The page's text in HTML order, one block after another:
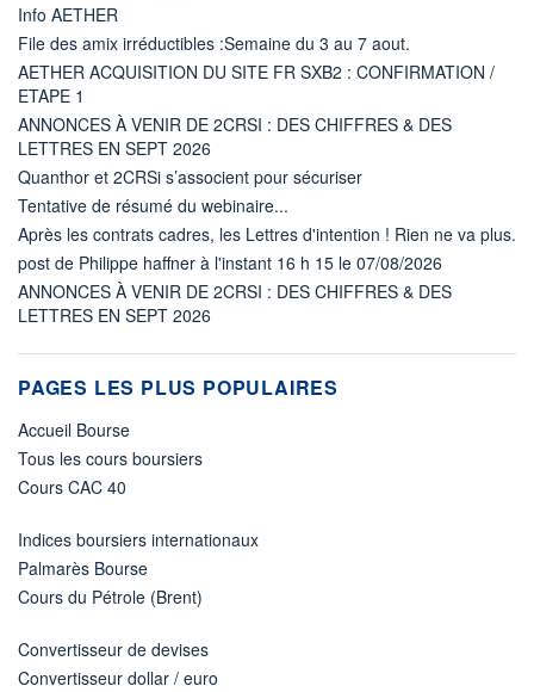
Info AETHER
File des amix irréductibles :Semaine du 3 au 7 aout.
AETHER ACQUISITION DU SITE FR SXB2 : CONFIRMATION /
ETAPE 1
ANNONCES À VENIR DE 2CRSI : DES CHIFFRES & DES
LETTRES EN SEPT 2026
Quanthor et 2CRSi s’associent pour sécuriser
Tentative de résumé du webinaire...
Après les contrats cadres, les Lettres d'intention ! Rien ne va plus.
post de Philippe haffner à l'instant 16 h 15 le 07/08/2026
ANNONCES À VENIR DE 2CRSI : DES CHIFFRES & DES
LETTRES EN SEPT 2026
PAGES LES PLUS POPULAIRES
Accueil Bourse
Tous les cours boursiers
Cours CAC 40
Indices boursiers internationaux
Palmarès Bourse
Cours du Pétrole (Brent)
Convertisseur de devises
Convertisseur dollar / euro